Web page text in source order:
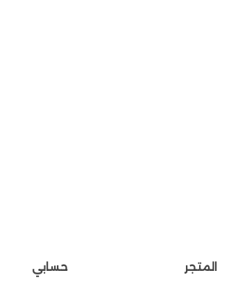
المتجر
حسابي